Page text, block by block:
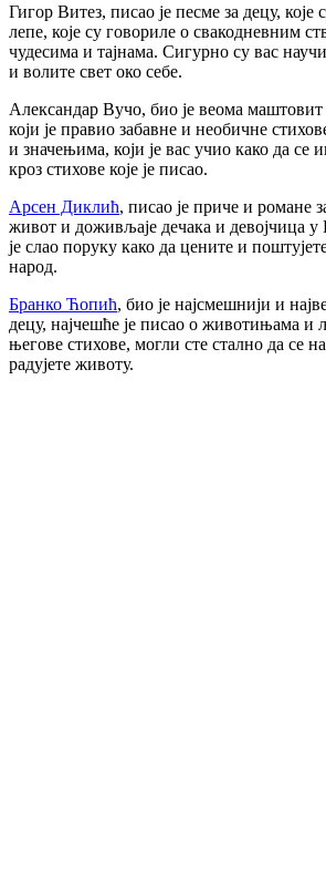
Гигop Витез, писао је песме за децу, које
лепе, које су говориле о свакодневним
чудесима и тајнама. Сигурно су вас
и волите свет око себе.
Александар Вучо, био је веома
који је правио забавне и необичне
и значењима, који је вас учио како да се
кроз стихове које је писао.
Арсен Диклић, писао је приче и романе
живот и доживљаје дечака и девојчица у
је слао поруку како да цените и
народ.
Бранко Ћопић, био је најсмешнији и
децу, најчешће је писао о животињама и
његове стихове, могли сте стално да се
радујете животу.